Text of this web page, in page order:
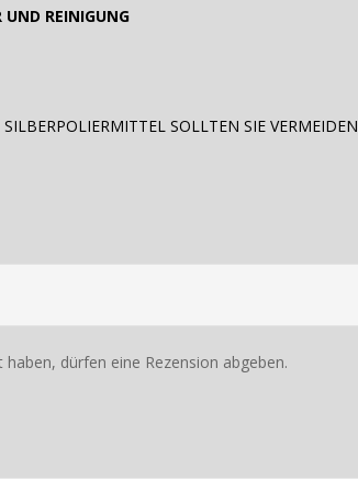
UND REINIGUNG
SOLLTEN SIE VERMEIDEN
dürfen eine Rezension abgeben.